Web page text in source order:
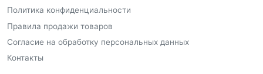
Политика конфиденциальности
Правила продажи товаров
Согласие на обработку персональных данных
Контакты